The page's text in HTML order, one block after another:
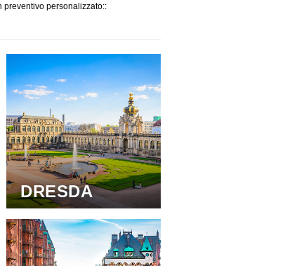
preventivo personalizzato::
DRESDA